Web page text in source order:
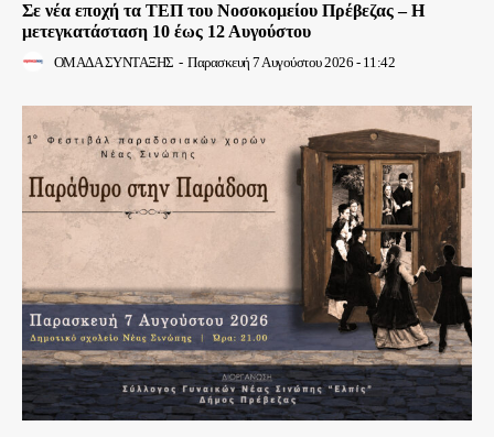
Σε νέα εποχή τα ΤΕΠ του Νοσοκομείου Πρέβεζας – Η
μετεγκατάσταση 10 έως 12 Αυγούστου
ΟΜΑΔΑ ΣΥΝΤΑΞΗΣ - Παρασκευή 7 Αυγούστου 2026 - 11:42